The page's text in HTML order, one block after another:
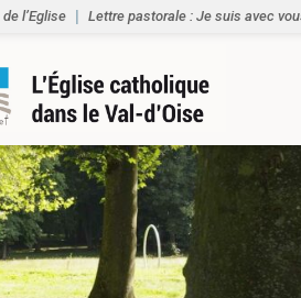
l’Eglise Lettre pastorale : Je suis avec